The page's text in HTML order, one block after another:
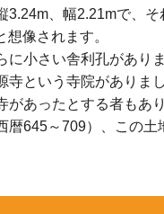
3.24m、幅2.21mで、
像されます。
に小さい舎利孔があり
寺という寺院がありま
があったとする者もあ
暦645～709）、この